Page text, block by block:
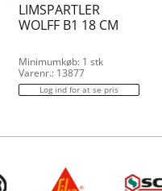
LIMSPARTLER
WOLFF B1 18 CM
Minimumkøb: 1 stk
Varenr.: 13877
Log ind for at se pris